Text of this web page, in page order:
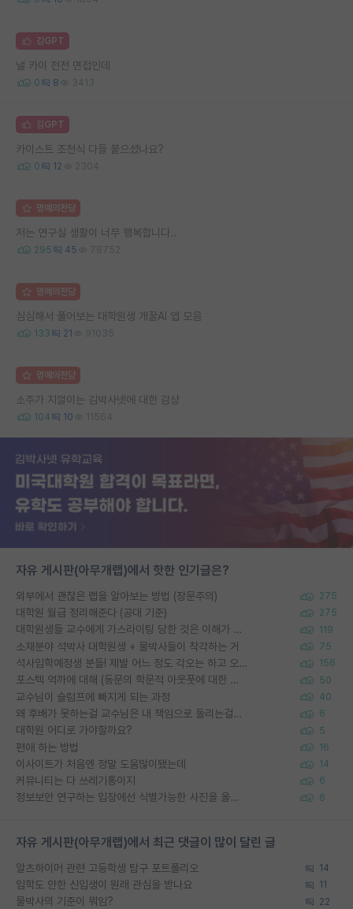
김GPT
낼 카이 전전 면접인데
0 8 3413
김GPT
카이스트 조천식 다들 붙으셨나요?
0 12 2304
명예의전당
저는 연구실 생활이 너무 행복합니다..
295 45 78752
명예의전당
심심해서 풀어보는 대학원생 개꿀AI 앱 모음
133 21 91035
명예의전당
소주가 지껄이는 김박사넷에 대한 감상
104 10 11564
자유 게시판(아무개랩)에서 핫한 인기글은?
외부에서 괜찮은 랩을 알아보는 방법 (장문주의) 275
대학원 월급 정리해준다 (공대 기준) 275
대학원생들 교수에게 가스라이팅 당한 것은 이해가 갑니다. 안타깝네요. 119
소재분야 석박사 대학원생 + 물박사들이 착각하는 거 75
석사입학예정생 분들! 제발 어느 정도 각오는 하고 오세요. 156
포스텍 억까에 대해 (동문의 학문적 아웃풋에 대한 반박) 50
교수님이 슬럼프에 빠지게 되는 과정 40
왜 후배가 못하는걸 교수님은 내 책임으로 돌리는걸까요? 6
대학원 어디로 가야할까요? 5
편애 하는 방법 16
이사이트가 처음엔 정말 도움많이됐는데 14
커뮤니티는 다 쓰레기통이지 6
정보보안 연구하는 입장에선 식별가능한 사진을 올리는건 비추이긴함 6
자유 게시판(아무개랩)에서 최근 댓글이 많이 달린 글
알츠하이머 관련 고등학생 탐구 포트폴리오 14
입학도 안한 신입생이 원래 관심을 받나요 11
물박사의 기준이 뭐임? 22